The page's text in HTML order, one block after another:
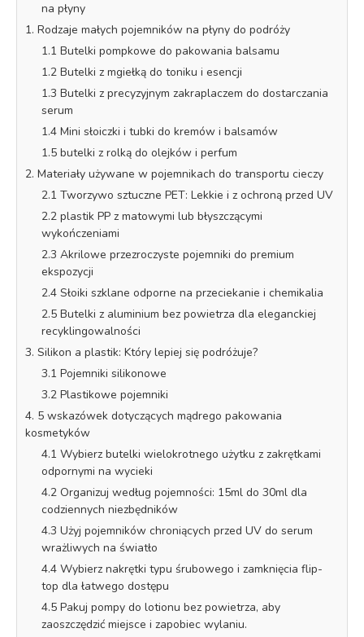
na płyny
1. Rodzaje małych pojemników na płyny do podróży
1.1 Butelki pompkowe do pakowania balsamu
1.2 Butelki z mgiełką do toniku i esencji
1.3 Butelki z precyzyjnym zakraplaczem do dostarczania
serum
1.4 Mini słoiczki i tubki do kremów i balsamów
1.5 butelki z rolką do olejków i perfum
2. Materiały używane w pojemnikach do transportu cieczy
2.1 Tworzywo sztuczne PET: Lekkie i z ochroną przed UV
2.2 plastik PP z matowymi lub błyszczącymi
wykończeniami
2.3 Akrilowe przezroczyste pojemniki do premium
ekspozycji
2.4 Słoiki szklane odporne na przeciekanie i chemikalia
2.5 Butelki z aluminium bez powietrza dla eleganckiej
recyklingowalności
3. Silikon a plastik: Który lepiej się podróżuje?
3.1 Pojemniki silikonowe
3.2 Plastikowe pojemniki
4. 5 wskazówek dotyczących mądrego pakowania
kosmetyków
4.1 Wybierz butelki wielokrotnego użytku z zakrętkami
odpornymi na wycieki
4.2 Organizuj według pojemności: 15ml do 30ml dla
codziennych niezbędników
4.3 Użyj pojemników chroniących przed UV do serum
wrażliwych na światło
4.4 Wybierz nakrętki typu śrubowego i zamknięcia flip-
top dla łatwego dostępu
4.5 Pakuj pompy do lotionu bez powietrza, aby
zaoszczędzić miejsce i zapobiec wylaniu.